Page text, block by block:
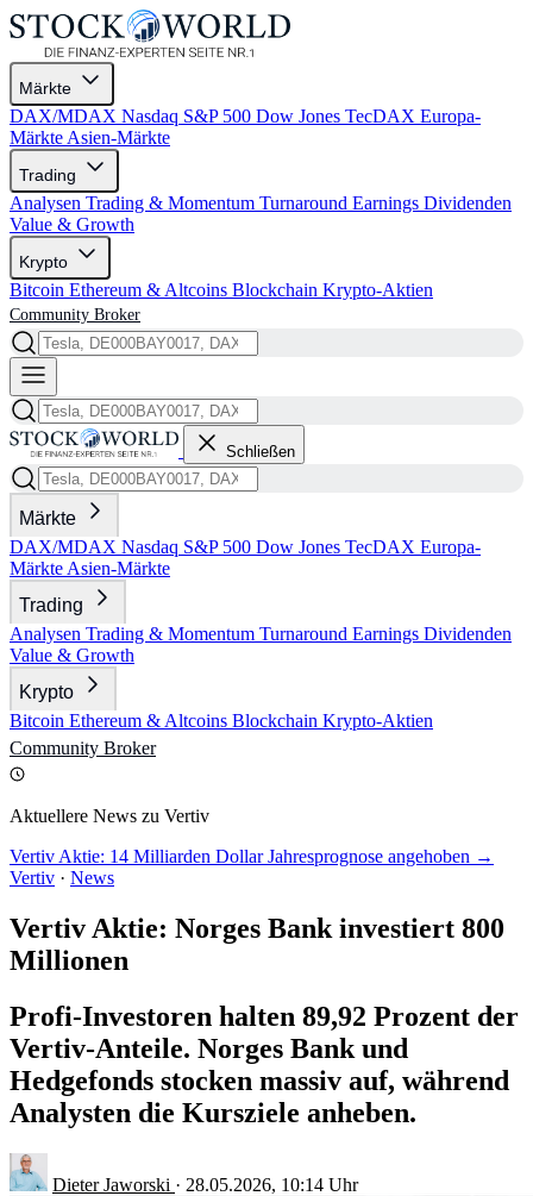
Märkte
DAX/MDAX Nasdaq S&P 500 Dow Jones TecDAX Europa-
Märkte Asien-Märkte
Trading
Analysen Trading & Momentum Turnaround Earnings Dividenden
Value & Growth
Krypto
Bitcoin Ethereum & Altcoins Blockchain Krypto-Aktien
Community Broker
Schließen
Märkte
DAX/MDAX Nasdaq S&P 500 Dow Jones TecDAX Europa-
Märkte Asien-Märkte
Trading
Analysen Trading & Momentum Turnaround Earnings Dividenden
Value & Growth
Krypto
Bitcoin Ethereum & Altcoins Blockchain Krypto-Aktien
Community Broker
Aktuellere News zu Vertiv
Vertiv Aktie: 14 Milliarden Dollar Jahresprognose angehoben →
Vertiv · News
Vertiv Aktie: Norges Bank investiert 800
Millionen
Profi-Investoren halten 89,92 Prozent der
Vertiv-Anteile. Norges Bank und
Hedgefonds stocken massiv auf, während
Analysten die Kursziele anheben.
Dieter Jaworski · 28.05.2026, 10:14 Uhr